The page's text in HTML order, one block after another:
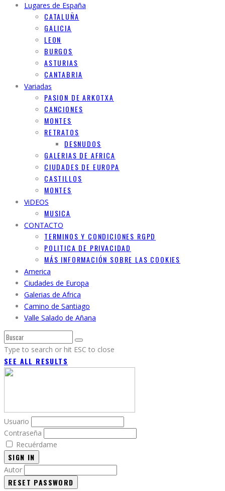
Lugares de España
CATALUÑA
GALICIA
LEON
BURGOS
ASTURIAS
CANTABRIA
Variadas
PASION DE ARKOTXA
CANCIONES
MONTES
RETRATOS
DESNUDOS
GALERIAS DE AFRICA
CIUDADES DE EUROPA
CASTILLOS
MONTES
ViDEOS
MUSICA
CONTACTO
TERMINOS Y CONDICIONES RGPD
POLITICA DE PRIVACIDAD
MÁS INFORMACIÓN SOBRE LAS COOKIES
America
Ciudades de Europa
Galerias de Africa
Camino de Santiago
Valle Salado de Añana
Type to search or hit ESC to close
SEE ALL RESULTS
Usuario
Contraseña
Recuérdame
SIGN IN
Autor